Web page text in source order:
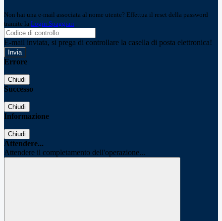
Non hai una e-mail associata al nome utente? Effettua il reset della password
tramite la Login Spaggiari
E-mail inviata, si prega di controllare la casella di posta elettronica!
Errore
Chiudi
Successo
Chiudi
Informazione
Chiudi
Attendere...
Attendere il completamento dell'operazione...